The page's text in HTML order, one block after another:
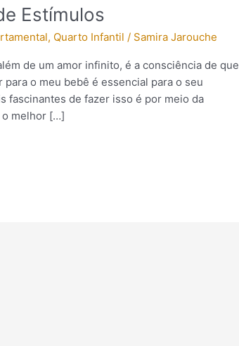
Estímulos
, Quarto Infantil / Samira Jarouche
de um amor infinito, é a consciência de que
o meu bebê é essencial para o seu
fascinantes de fazer isso é por meio da
o melhor […]